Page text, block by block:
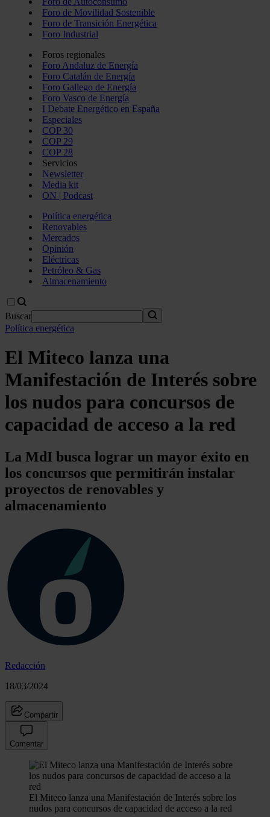
Foro de Movilidad Sostenible
Foro de Transición Energética
Foro Industrial
Foros regionales
Foro Andaluz de Energía
Foro Catalán de Energía
Foro Gallego de Energía
Foro Vasco de Energía
I Debate Energético en España
Especiales
COP 30
COP 29
COP 28
Servicios
Newsletter
Media kit
ON | Podcast
Política energética
Renovables
Mercados
Opinión
Eléctricas
Petróleo & Gas
Almacenamiento
Buscar
Política energética
El Miteco lanza una
Manifestación de Interés sobre
los nudos para concursos de
capacidad de acceso a la red
La MdI busca lograr un mayor éxito en
los concursos que permitirán instalar
proyectos de renovables y
almacenamiento
Redacción
18/03/2024
Compartir
Comentar
El Miteco lanza una Manifestación de Interés sobre los
nudos para concursos de capacidad de acceso a la red